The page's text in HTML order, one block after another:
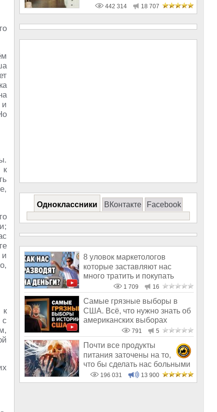
и
к
и
с
442 314 18 707
Одноклассники ВКонтакте Facebook
8 уловок маркетологов
которые заставляют нас
много тратить и покупать
ненужное
1 709 16
Самые грязные выборы в
США. Всё, что нужно знать об
американских выборах
791 5
Почти все продукты
питания заточены на то,
что бы сделать нас больными
и бесплодным
196 031 13 900